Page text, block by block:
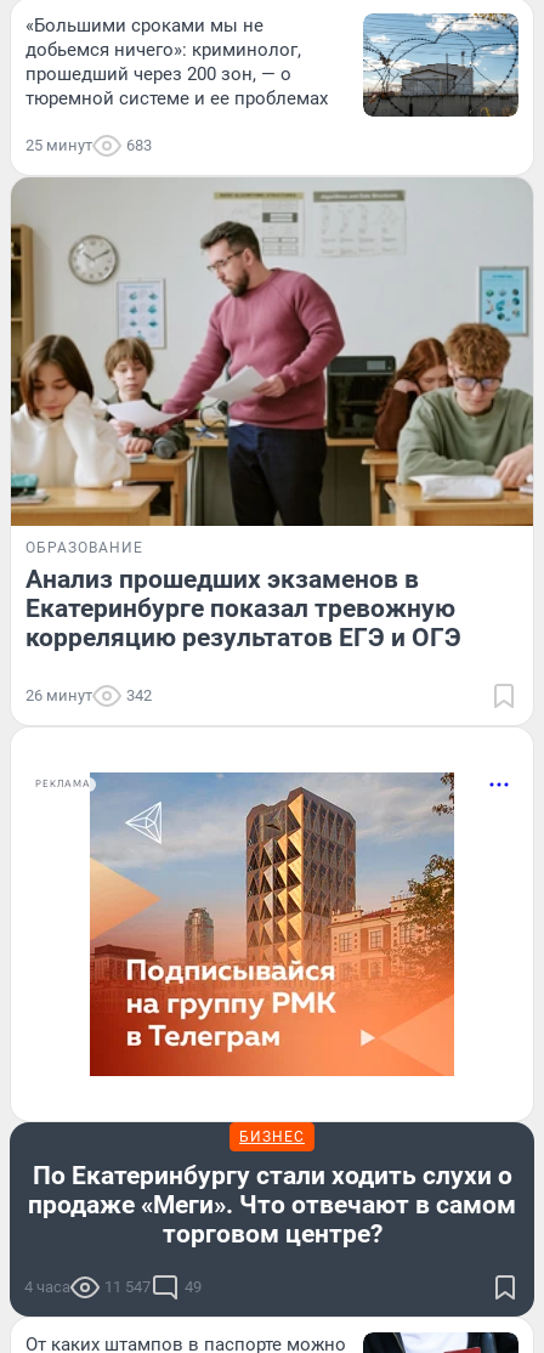
«Большими сроками мы не
добьемся ничего»: криминолог,
прошедший через 200 зон, — о
тюремной системе и ее проблемах
25 минут 683
ОБРАЗОВАНИЕ
Анализ прошедших экзаменов в
Екатеринбурге показал тревожную
корреляцию результатов ЕГЭ и ОГЭ
26 минут 342
РЕКЛАМА
БИЗНЕС
По Екатеринбургу стали ходить слухи о
продаже «Меги». Что отвечают в самом
торговом центре?
4 часа 11 547 49
От каких штампов в паспорте можно